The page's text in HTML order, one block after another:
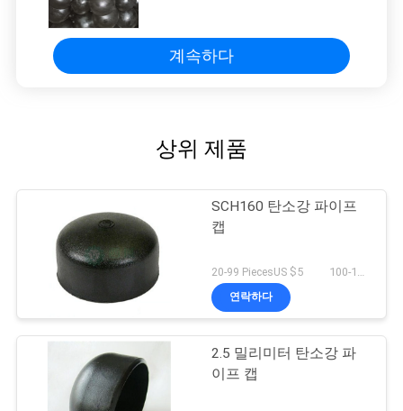
계속하다
상위 제품
SCH160 탄소강 파이프
캡
20-99 PiecesUS $5 100-199 PiecesUS $4 200+ PiecesUS $2 MOQ:50개 부분
연락하다
2.5 밀리미터 탄소강 파
이프 캡